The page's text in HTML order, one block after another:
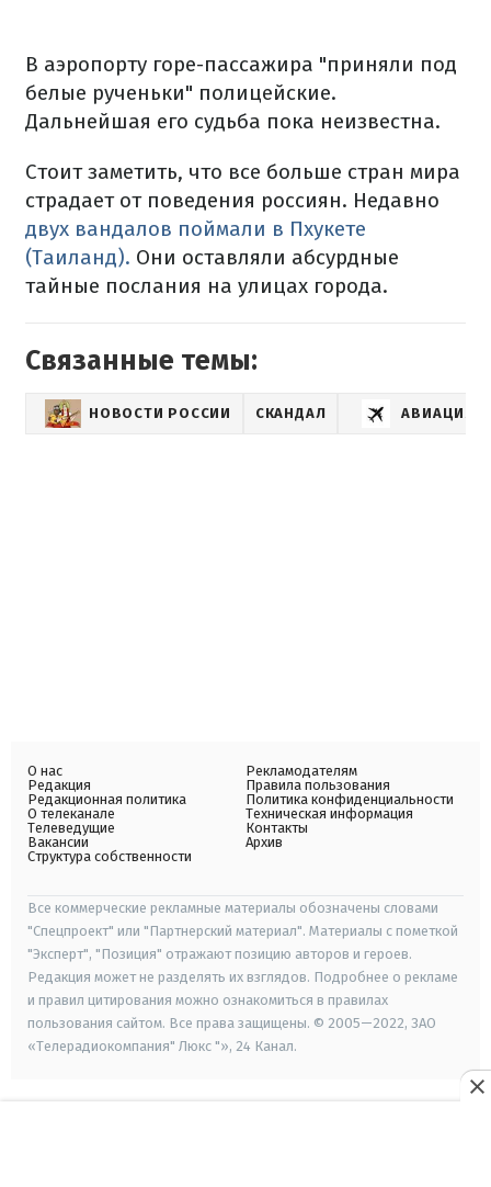
В аэропорту горе-пассажира "приняли под
белые рученьки" полицейские.
Дальнейшая его судьба пока неизвестна.
Стоит заметить, что все больше стран мира
страдает от поведения россиян. Недавно
двух вандалов поймали в Пхукете
(Таиланд). Они оставляли абсурдные
тайные послания на улицах города.
Связанные темы:
НОВОСТИ РОССИИ СКАНДАЛ АВИАЦИЯ
О нас
Редакция
Редакционная политика
О телеканале
Телеведущие
Вакансии
Структура собственности
Рекламодателям
Правила пользования
Политика конфиденциальности
Техническая информация
Контакты
Архив
Все коммерческие рекламные материалы обозначены словами
"Спецпроект" или "Партнерский материал". Материалы с пометкой
"Эксперт", "Позиция" отражают позицию авторов и героев.
Редакция может не разделять их взглядов. Подробнее о рекламе
и правил цитирования можно ознакомиться в правилах
пользования сайтом. Все права защищены. © 2005—2022, ЗАО
«Телерадиокомпания" Люкс "», 24 Канал.